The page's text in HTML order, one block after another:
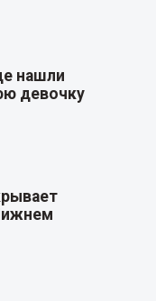
нашли
девочку